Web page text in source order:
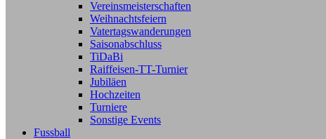
Vereinsmeisterschaften
Weihnachtsfeiern
Vatertagswanderungen
Saisonabschluss
TiDaBi
Raiffeisen-TT-Turnier
Jubiläen
Hochzeiten
Turniere
Sonstige Events
Fussball